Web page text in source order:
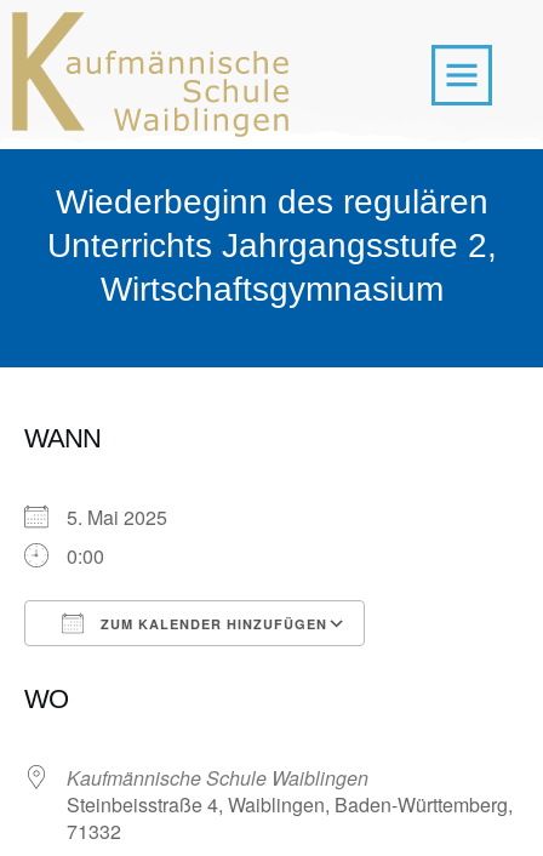
Wiederbeginn des regulären
Unterrichts Jahrgangsstufe 2,
Wirtschaftsgymnasium
WANN
5. Mai 2025
0:00
ZUM KALENDER HINZUFÜGEN
WO
Kaufmännische Schule Waiblingen
Steinbeisstraße 4, Waiblingen, Baden-Württemberg,
71332